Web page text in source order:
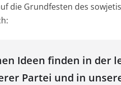
die Grundfesten des
Ideen finden in der
Partei und in